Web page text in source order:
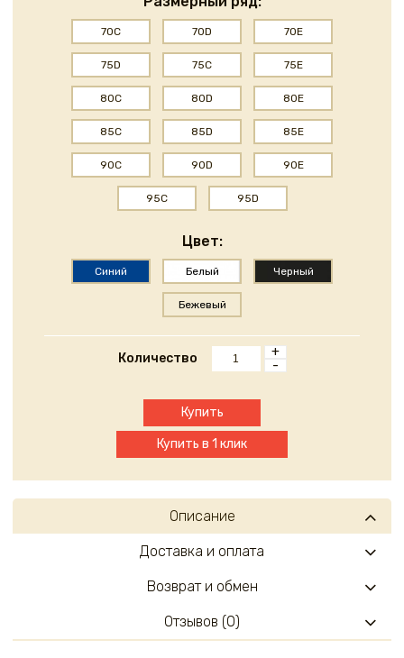
70C 70D 70E
75D 75C 75E
80C 80D 80E
85C 85D 85E
90C 90D 90E
95C 95D
Цвет:
Синий Белый Черный
Бежевый
Количество
+
-
Купить
Купить в 1 клик
Описание
Доставка и оплата
Возврат и обмен
Отзывов (0)